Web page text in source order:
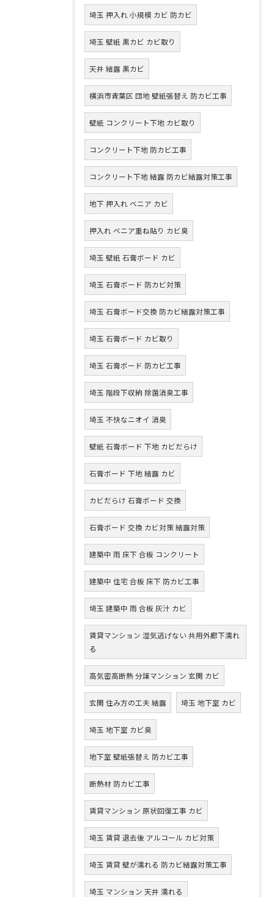
埼玉 押入れ 小規模 カビ 防カビ
埼玉 壁紙 黒カビ カビ取り
天井 結露 黒カビ
横浜市青葉区 団地 壁紙張替え 防カビ工事
壁紙 コンクリート下地 カビ取り
コンクリート下地 防カビ工事
コンクリート下地 結露 防カビ結露対策工事
地下 押入れ ベニア カビ
押入れ ベニア重ね貼り カビ臭
埼玉 壁紙 石膏ボード カビ
埼玉 石膏ボード 防カビ対策
埼玉 石膏ボード交換 防カビ結露対策工事
埼玉 石膏ボード カビ取り
埼玉 石膏ボード 防カビ工事
埼玉 階段下収納 除菌消臭工事
埼玉 不快なニオイ 消臭
壁紙 石膏ボード 下地 カビだらけ
石膏ボード 下地 結露 カビ
カビだらけ 石膏ボード 交換
石膏ボード 交換 カビ対策 結露対策
建築中 雨 床下 合板 コンクリート
建築中 住宅 合板 床下 防カビ工事
埼玉 建築中 雨 合板 灰汁 カビ
賃貸マンション 湿気逃げない 共用外廊下濡れ
る
高気密高断熱 分譲マンション 玄関 カビ
玄関 住み方の工夫 結露 埼玉 地下室 カビ
埼玉 地下室 カビ臭
地下室 壁紙張替え 防カビ工事
断熱材 防カビ工事
賃貸マンション 原状回復工事 カビ
埼玉 賃貸 退去後 アルコール カビ対策
埼玉 賃貸 壁が濡れる 防カビ結露対策工事
埼玉 マンション 天井 濡れる